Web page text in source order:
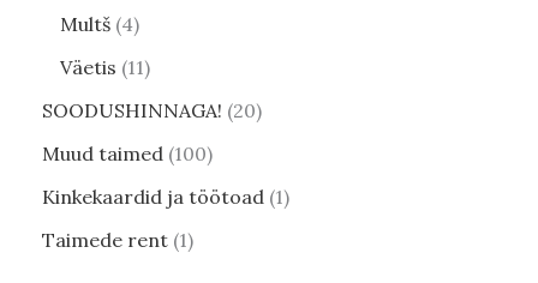
Multš 4
Väetis 11
SOODUSHINNAGA! 20
Muud taimed 100
Kinkekaardid ja töötoad 1
Taimede rent 1